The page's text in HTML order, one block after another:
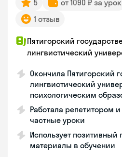
5 от 1090 ₽ за урок
1 отзыв
Пятигорский
лингвистический
Окончила Пятигорский
лингвистический
психологическим
Работала репетитором
частные уроки
Использует
материалы в обучении